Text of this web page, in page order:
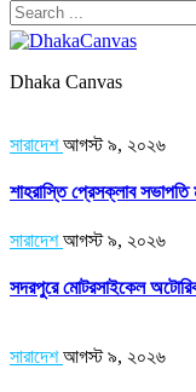
Dhaka Canvas
সারাদেশ আগস্ট ৯, ২০২৬
শাহরাস্তি প্রেসক্লাব
সারাদেশ আগস্ট ৯, ২০২৬
সদরপুরে মোটরসাইকেল
সারাদেশ আগস্ট ৯, ২০২৬